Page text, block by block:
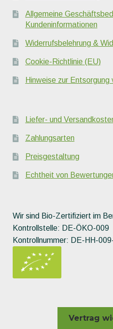
Allgemeine
Kundeninformationen
Widerrufsbelehrung &
Cookie-Richtlinie (EU)
Hinweise zur
Liefer- und
Zahlungsarten
Preisgestaltung
Echtheit von
Wir sind Bio-Zertifiziert im
Kontrollstelle: DE-ÖKO-009
Kontrollnummer: DE-HH-
Vertrag